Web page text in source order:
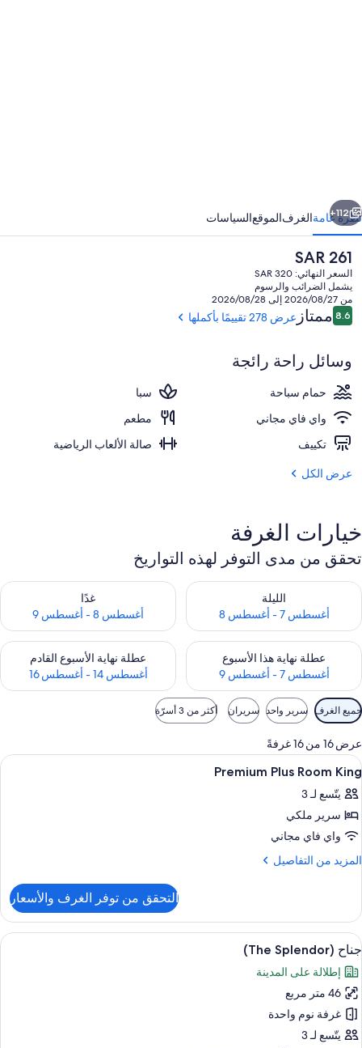
من حمّامات السباحة المغطاة، رجال إنقاذ
التالي
112+
نظرة عامةالغرفالموقعالسياسات
السعر
الحالي
هو
SAR
261
SAR 261
السعر النهائي: SAR 320
يشمل الضرائب والرسوم
من 2026/08/27 إلى 2026/08/28
التقييمات
8.68.6 من 10ممتاز عرض 278 تقييمًا بأكملها
وسائل راحة رائجة
حمام سباحة
سبا
واي فاي مجاني
مطعم
تكييف
صالة الألعاب الرياضية
عرض الكل
خيارات الغرفة
تحقق من مدى التوفر لهذه التواريخ
الليلة
أغسطس 7 - أغسطس 8
تحقق من مدى التوفر لليلة للفترة أغسطس 7 - أغسطس 8
غدًا
أغسطس 8 - أغسطس 9
تحقق من مدى التوفر لغد للفترة أغسطس
عطلة نهاية هذا الأسبوع
أغسطس 7 - أغسطس 9
تحقق من مدى التوفر لعطلة نهاية هذا الأسبوع للفترة أغسطس 7 - أغسطس 9
عطلة نهاية الأسبوع القادم
أغسطس 14 - أغسطس 16
تحقق من مدى التوفر لعطلة نهاية
عوامل
التصفية
المتاحة
للغرف
جميع الغرف سرير واحد سريران أكثر من 3 أسرّة
عرض 16 من 16 غرفةً
استعراض
جميع
صور
Premium
Plus
Room
13
Premium Plus Room King
يتّسع لـ 3
سرير ملكي
واي فاي مجاني
المزيد من التفاصيل
المزيد
Premium
Plus
Room
King
التحقق من توفر الغرف والأسعار
استعراض
جميع
صور
جناح
(The
Splendor)
7
جناح (The Splendor)
إطلالة على المدينة
46 متر مربع
غرفة نوم واحدة
يتّسع لـ 3